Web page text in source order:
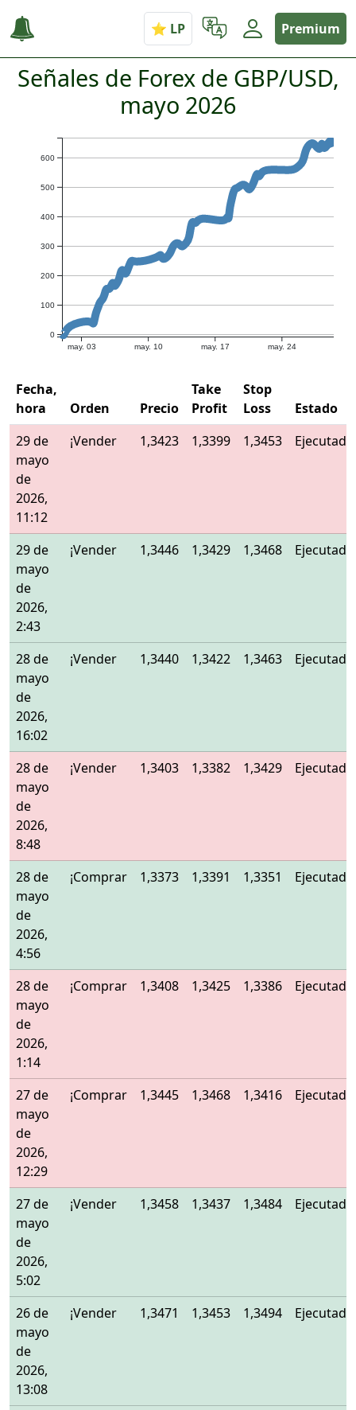
Premium
Señales de Forex de GBP/USD,
mayo 2026
may. 03 may. 10 may. 17 may. 24
0
100
200
300
400
500
600
Fecha,
hora
Orden Precio
Take
Profit
Stop
Loss
Estado
29 de
mayo
de
2026,
11:12
¡Vender 1,3423 1,3399 1,3453 Ejecutado
29 de
mayo
de
2026,
2:43
¡Vender 1,3446 1,3429 1,3468 Ejecutado
28 de
mayo
de
2026,
16:02
¡Vender 1,3440 1,3422 1,3463 Ejecutado
28 de
mayo
de
2026,
8:48
¡Vender 1,3403 1,3382 1,3429 Ejecutado
28 de
mayo
de
2026,
4:56
¡Comprar 1,3373 1,3391 1,3351 Ejecutado
28 de
mayo
de
2026,
1:14
¡Comprar 1,3408 1,3425 1,3386 Ejecutado
27 de
mayo
de
2026,
12:29
¡Comprar 1,3445 1,3468 1,3416 Ejecutado
27 de
mayo
de
2026,
5:02
¡Vender 1,3458 1,3437 1,3484 Ejecutado
26 de
mayo
de
2026,
13:08
¡Vender 1,3471 1,3453 1,3494 Ejecutado